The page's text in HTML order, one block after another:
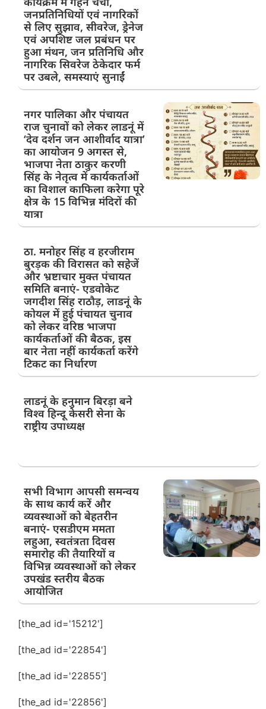
जनप्रतिनिधियों एवं नागरिकों
से लिए सुझाव, सीवरेज, ड्रेनेज
एवं अपशिष्ट जल प्रबंधन पर
हुआ मंथन, जन प्रतिनिधि और
नागरिक सिवरेज ठेकेदार फर्म
पर उबले, समस्याएं सुनाईं
नगर पालिका और पंचायत
राज चुनावों को लेकर लाडनूं में
‘देव दर्शन जन आशीर्वाद यात्रा’
का आयोजन 9 अगस्त से,
भाजपा नेता ठाकुर करणी
सिंह के नेतृत्व में कार्यकर्ताओं
का विशाल काफिला करेगा पूरे
क्षेत्र के 15 विभिन्न मंदिरों की
यात्रा
ठा. मनोहर सिंह व हरजीराम
बुरड़क की विरासत को सहेजें
और भ्रष्टाचार मुक्त पंचायत
समिति बनाएं- एडवोकेट
जगदीश सिंह राठौड़, लाडनूं के
कोयल में हुई पंचायत चुनाव
को लेकर वरिष्ठ भाजपा
कार्यकर्ताओं की बैठक, इस
बार नेता नहीं कार्यकर्ता करेंगे
टिकट का निर्धारण
लाडनूं के हनुमान बिरड़ा बने
विश्व हिन्दू केसरी सेना के
राष्ट्रीय उपाध्यक्ष
सभी विभाग आपसी समन्वय
के साथ कार्य करें और
व्यवस्थाओं को बेहतरीन
बनाएं- एसडीएम ममता
लहुआ, स्वतंत्रता दिवस
समारोह की तैयारियों व
विभिन्न व्यवस्थाओं को लेकर
उपखंड स्तरीय बैठक
आयोजित
[the_ad id='15212']
[the_ad id='22854']
[the_ad id='22855']
[the_ad id='22856']